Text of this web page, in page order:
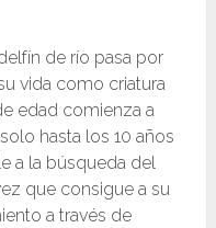
de río pasa por
vida como criatura
edad comienza a
hasta los 10 años
a la búsqueda del
que consigue a su
a través de